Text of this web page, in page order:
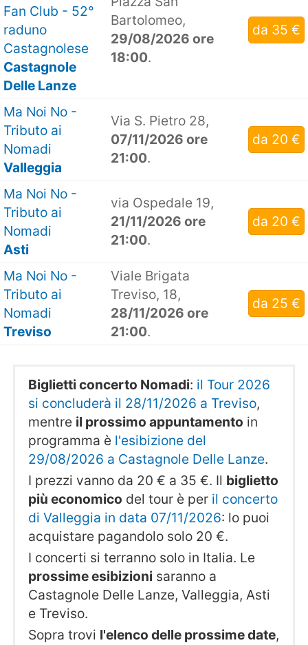
Fan Club - 52°
raduno
Castagnolese
Castagnole
Delle Lanze
Bartolomeo,
29/08/2026 ore
18:00.
da 35 €
Ma Noi No -
Tributo ai
Nomadi
Valleggia
Via S. Pietro 28,
07/11/2026 ore
21:00.
da 20 €
Ma Noi No -
Tributo ai
Nomadi
Asti
via Ospedale 19,
21/11/2026 ore
21:00.
da 20 €
Ma Noi No -
Tributo ai
Nomadi
Treviso
Viale Brigata
Treviso, 18,
28/11/2026 ore
21:00.
da 25 €
Biglietti concerto Nomadi: il Tour 2026
si concluderà il 28/11/2026 a Treviso,
mentre il prossimo appuntamento in
programma è l'esibizione del
29/08/2026 a Castagnole Delle Lanze.
I prezzi vanno da 20 € a 35 €. Il biglietto
più economico del tour è per il concerto
di Valleggia in data 07/11/2026: lo puoi
acquistare pagandolo solo 20 €.
I concerti si terranno solo in Italia. Le
prossime esibizioni saranno a
Castagnole Delle Lanze, Valleggia, Asti
e Treviso.
Sopra trovi l'elenco delle prossime date,